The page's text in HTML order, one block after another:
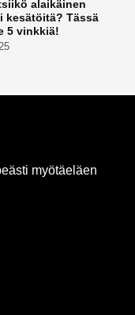
alaikäinen
kesätöitä? Tässä
5 vinkkiä!
myötäeläen